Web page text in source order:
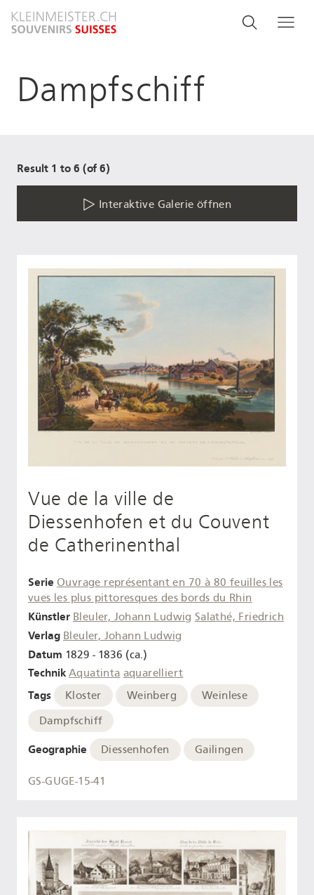
zum
Search
Suche
Dampfschiff
Result 1 to 6 (of 6)
Interaktive Galerie öffnen
Vue de la ville de
Diessenhofen et du Couvent
de Catherinenthal
Serie Ouvrage représentant en 70 à 80 feuilles les
vues les plus pittoresques des bords du Rhin
Künstler Bleuler, Johann Ludwig Salathé, Friedrich
Verlag Bleuler, Johann Ludwig
Datum 1829 - 1836 (ca.)
Technik Aquatinta aquarelliert
Tags Kloster Weinberg
Weinlese
Dampfschiff
Geographie Diessenhofen Gailingen
GS-GUGE-15-41